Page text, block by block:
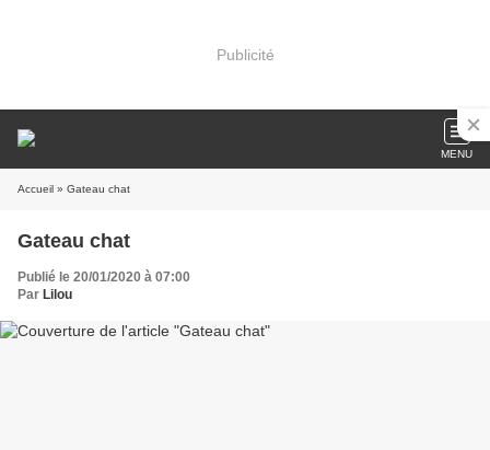
Publicité
MENU
Accueil » Gateau chat
Gateau chat
Publié le 20/01/2020 à 07:00
Par Lilou